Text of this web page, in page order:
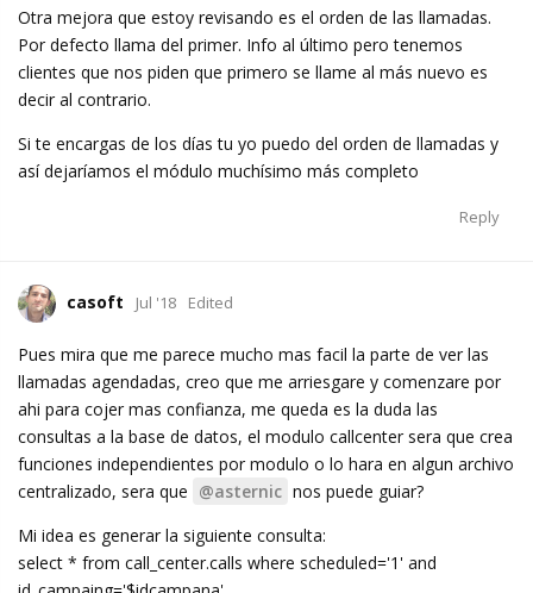
Otra mejora que estoy revisando es el orden de las llamadas.
Por defecto llama del primer. Info al último pero tenemos
clientes que nos piden que primero se llame al más nuevo es
decir al contrario.
Si te encargas de los días tu yo puedo del orden de llamadas y
así dejaríamos el módulo muchísimo más completo
Reply
casoft Jul '18 Edited
Pues mira que me parece mucho mas facil la parte de ver las
llamadas agendadas, creo que me arriesgare y comenzare por
ahi para cojer mas confianza, me queda es la duda las
consultas a la base de datos, el modulo callcenter sera que crea
funciones independientes por modulo o lo hara en algun archivo
centralizado, sera que @asternic nos puede guiar?
Mi idea es generar la siguiente consulta:
select * from call_center.calls where scheduled='1' and